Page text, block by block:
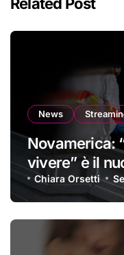
News
Novamerica:
vivere” è il
Chiara Orsetti